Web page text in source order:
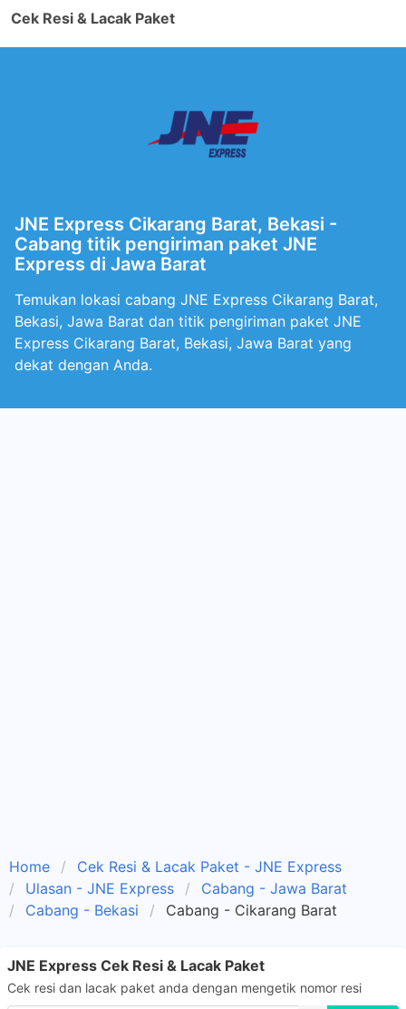
Cek Resi & Lacak Paket
JNE Express Cikarang Barat, Bekasi -
Cabang titik pengiriman paket JNE
Express di Jawa Barat
Temukan lokasi cabang JNE Express Cikarang Barat,
Bekasi, Jawa Barat dan titik pengiriman paket JNE
Express Cikarang Barat, Bekasi, Jawa Barat yang
dekat dengan Anda.
Home
Cek Resi & Lacak Paket - JNE Express
Ulasan - JNE Express
Cabang - Jawa Barat
Cabang - Bekasi
Cabang - Cikarang Barat
JNE Express Cek Resi & Lacak Paket
Cek resi dan lacak paket anda dengan mengetik nomor resi